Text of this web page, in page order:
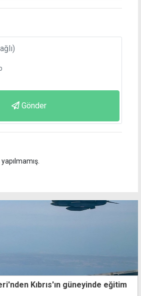
Gönder
Kıbrıs'ın güneyinde eğitim